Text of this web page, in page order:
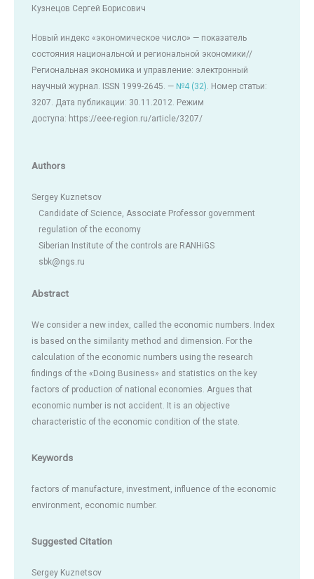
Кузнецов Сергей Борисович
Новый индекс «экономическое число» — показатель
состояния национальной и региональной экономики//
Региональная экономика и управление: электронный
научный журнал. ISSN 1999-2645. — №4 (32). Номер статьи:
3207. Дата публикации: 30.11.2012. Режим
доступа: https://eee-region.ru/article/3207/
Authors
Sergey Kuznetsov
Candidate of Science, Associate Professor government
regulation of the economy
Siberian Institute of the controls are RANHiGS
sbk@ngs.ru
Abstract
We consider a new index, called the economic numbers. Index
is based on the similarity method and dimension. For the
calculation of the economic numbers using the research
findings of the «Doing Business» and statistics on the key
factors of production of national economies. Argues that
economic number is not accident. It is an objective
characteristic of the economic condition of the state.
Keywords
factors of manufacture, investment, influence of the economic
environment, economic number.
Suggested Citation
Sergey Kuznetsov